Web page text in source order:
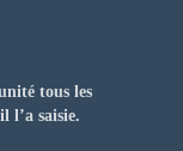
tous les
l’a saisie.